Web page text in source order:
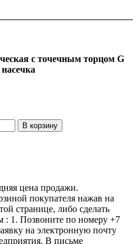
с точечным торцом G
насечка
В корзину
цена продажи.
покупателя нажав на
странице, либо сделать
: 1. Позвоните по номеру +7
на электронную почту
В письме